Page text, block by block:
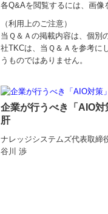
各Q&Aを閲覧するには、画像
（利用上のご注意）
当Ｑ＆Ａの掲載内容は、個別
社TKCは、当Ｑ＆Ａを参考に
うものではありません。
企業が行うべき「AIO対
肝
ナレッジシステムズ代表取
谷川 渉